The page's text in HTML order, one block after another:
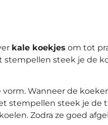
kale koekjes om tot
steek je de
Wanneer de
stempellen steek je de
Zodra ze goed